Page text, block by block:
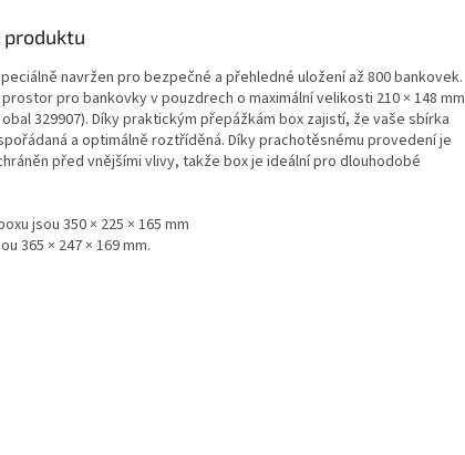
produktu
navržen pro bezpečné a přehledné uložení až 800 bankovek.
pro bankovky v pouzdrech o maximální velikosti 210 × 148 mm
329907). Díky praktickým přepážkám box zajistí, že vaše sbírka
a optimálně roztříděná. Díky prachotěsnému provedení je
před vnějšími vlivy, takže box je ideální pro dlouhodobé
jsou 350 × 225 × 165 mm
365 × 247 × 169 mm.